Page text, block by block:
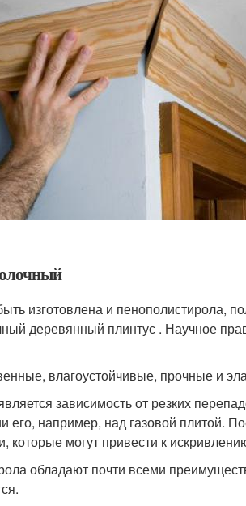
изготовлена и пенополистирола,
деревянный плинтус . Научное
влагоустойчивые, прочные и
зависимость от резких
например, над газовой плитой.
могут привести к
обладают почти всеми